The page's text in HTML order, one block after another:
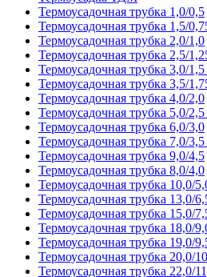
Термоусадочная трубка 1,0/0,5
Термоусадочная трубка 1,5/
Термоусадочная трубка 2,0/1,0
Термоусадочная трубка 2,5/
Термоусадочная трубка 3,0/
Термоусадочная трубка 3,5/
Термоусадочная трубка 4,0/2,0
Термоусадочная трубка 5,0/
Термоусадочная трубка 6,0/3,0
Термоусадочная трубка 7,0/
Термоусадочная трубка 9,0/4,5
Термоусадочная трубка 8,0/4,0
Термоусадочная трубка 10,0/
Термоусадочная трубка 13,0/
Термоусадочная трубка 15,0/
Термоусадочная трубка 18,0/
Термоусадочная трубка 19,0/
Термоусадочная трубка 20,0/
Термоусадочная трубка 22,0/